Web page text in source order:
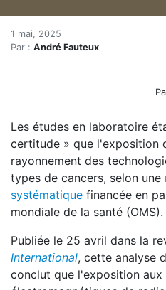
Accueil
Articles
Haute certitude que les
Haute
1 mai, 2025
Par : André Fauteux
Les études en laboratoire
certitude » que l'exposition
rayonnement des
types de cancers, selon une
systématique financée en
mondiale de la santé (OMS).
Publiée le 25 avril dans la
International, cette analyse
conclut que l'exposition aux